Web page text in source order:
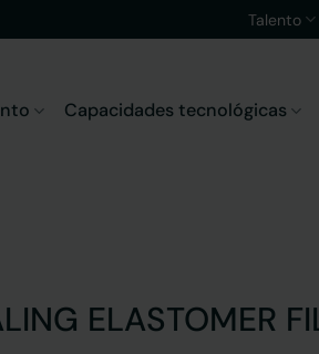
Talento
Capacidades tecnológicas
ELASTOMER